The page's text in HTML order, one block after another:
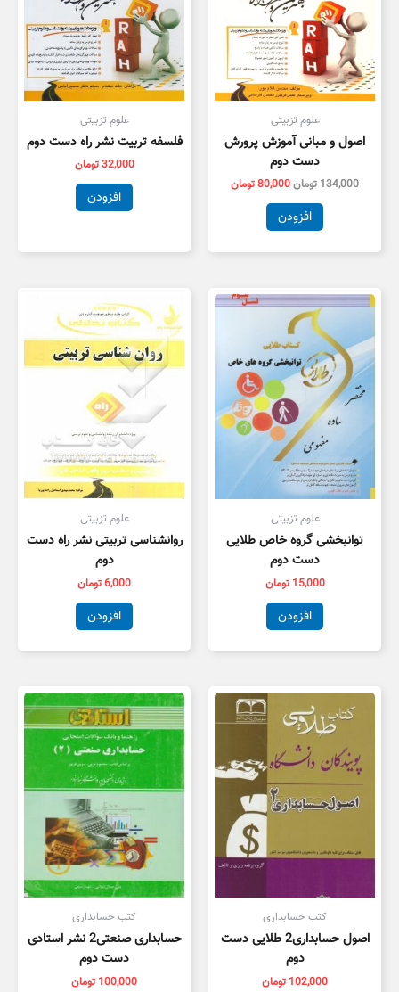
علوم تزبیتی
اصول و مبانی آموزش پرورش
دست دوم
134,000تومان80,000تومان
افزودن
علوم تزبیتی
فلسفه تربیت نشر راه دست دوم
32,000تومان
افزودن
علوم تزبیتی
توانبخشی گروه خاص طلایی
دست دوم
15,000 تومان
افزودن
علوم تزبیتی
روانشناسی تربیتی نشر راه دست
دوم
6,000تومان
افزودن
کتب حسابداری
اصول حسابداری2 طلایی دست
دوم
102,000 تومان
کتب حسابداری
حسابداری صنعتی2 نشر استادی
دست دوم
100,000 تومان